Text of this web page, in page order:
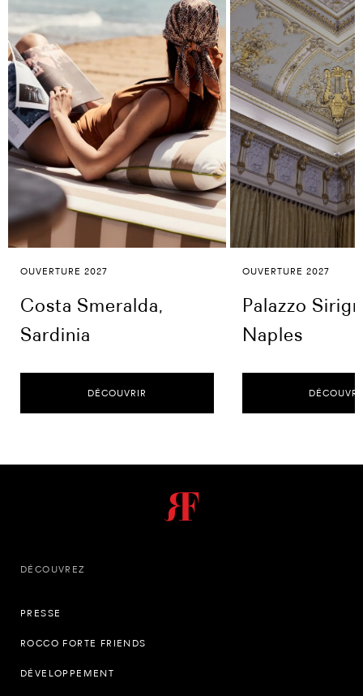
OUVERTURE 2027
Costa Smeralda,
Sardinia
DÉCOUVRIR
OUVERTURE 2027
Palazzo
Naples
DÉCOUVREZ
PRESSE
ROCCO FORTE FRIENDS
DÉVELOPPEMENT